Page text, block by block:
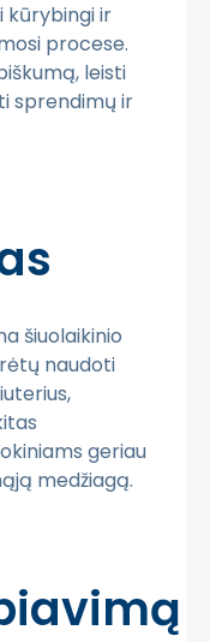
kūrybingi ir
procese.
leisti
sprendimų ir
šiuolaikinio
naudoti
geriau
medžiagą.